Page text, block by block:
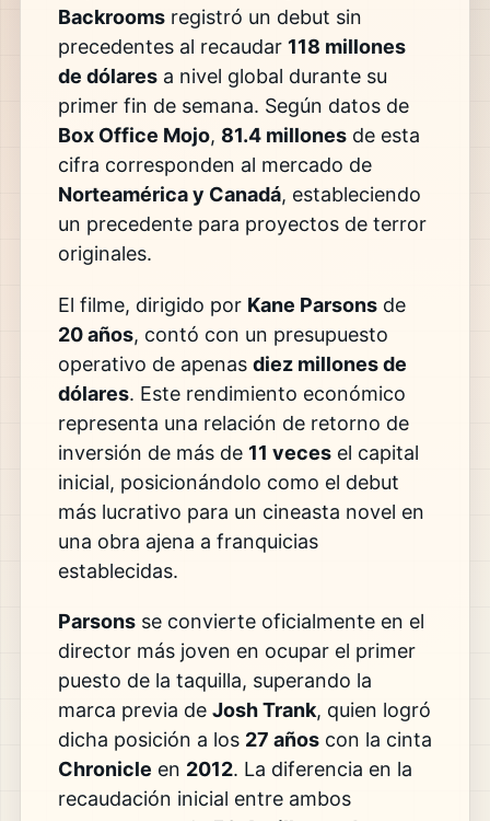
Backroomsregistró un debut sin
precedentes al recaudar 118 millones
de dólaresa nivel global durante su
primer fin de semana. Según datos de
Box Office Mojo, 81.4 millonesde esta
cifra corresponden al mercado de
Norteamérica y Canadá, estableciendo
un precedente para proyectos de terror
originales.
El filme, dirigido por Kane Parsonsde
20 años, contó con un presupuesto
operativo de apenas diez millones de
dólares. Este rendimiento económico
representa una relación de retorno de
inversión de más de 11 vecesel capital
inicial, posicionándolo como el debut
más lucrativo para un cineasta novel en
una obra ajena a franquicias
establecidas.
Parsonsse convierte oficialmente en el
director más joven en ocupar el primer
puesto de la taquilla, superando la
marca previa de Josh Trank, quien logró
dicha posición a los 27 añoscon la cinta
Chronicle en 2012. La diferencia en la
recaudación inicial entre ambos